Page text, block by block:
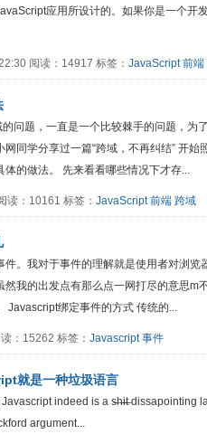
应用所设计的。如果你是一个开
阅读：14917 标签： JavaScript 前端
问题，一直是一个比较棘手的问题，为
同学分享过一篇“跨域，不再纠结” 开
的做法。 先来看看哪些情况下才存...
：10161 标签： JavaScript 前端 跨域
。我对于事件的理解就是使用者对浏览
我的出发点有那么点一网打尽的意思m
Javascript绑定事件的方式 传统的...
：15262 标签： Javascript 事件
就是一种垃圾语言
indeed is a s̶h̶i̶t̶ dissapointing
argument...